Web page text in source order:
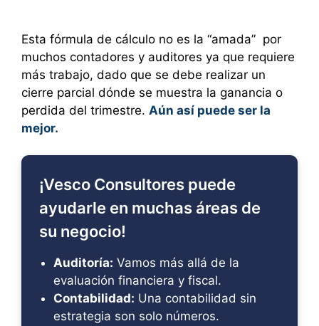
Esta fórmula de cálculo no es la “amada” por
muchos contadores y auditores ya que requiere
más trabajo, dado que se debe realizar un
cierre parcial dónde se muestra la ganancia o
perdida del trimestre. Aún así puede ser la
mejor.
¡Vesco Consultores puede
ayudarle en muchas áreas de
su negocio!
Auditoría: Vamos más allá de la
evaluación financiera y fiscal.
Contabilidad: Una contabilidad sin
estrategia son solo números.